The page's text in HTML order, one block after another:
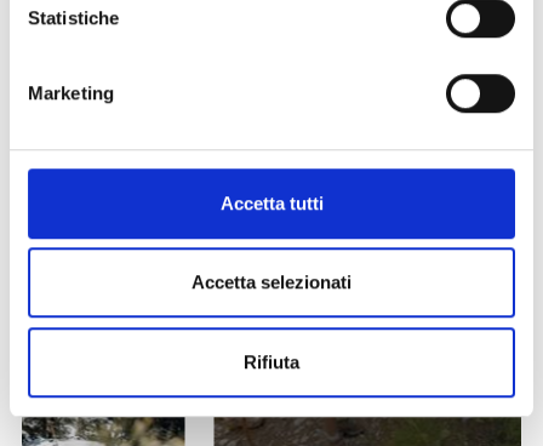
Statistiche
Marketing
Accetta tutti
Accetta selezionati
Rifiuta